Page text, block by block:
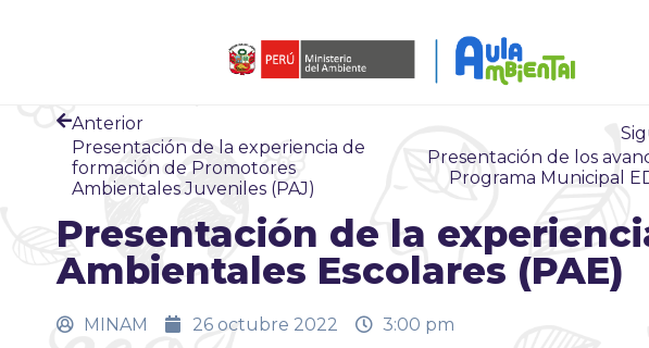
Anterior
Presentación de la experiencia de
formación de Promotores
Ambientales Juveniles (PAJ)
Presentación de los
Programa Municipal
Presentación de la
Ambientales Escolares (PAE)
MINAM 26 octubre 2022 3:00 pm